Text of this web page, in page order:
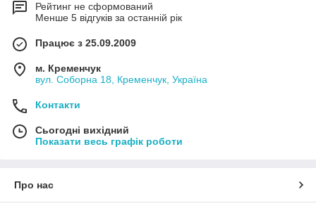
Рейтинг не сформований
Менше 5 відгуків за останній рік
Працює з 25.09.2009
м. Кременчук
вул. Соборна 18, Кременчук, Україна
Контакти
Сьогодні вихідний
Показати весь графік роботи
Про нас